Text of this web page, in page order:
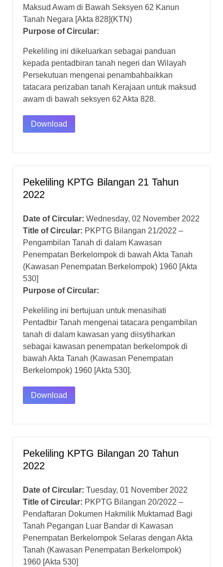
Maksud Awam di Bawah Seksyen 62 Kanun
Tanah Negara [Akta 828](KTN)
Purpose of Circular:
Pekeliling ini dikeluarkan sebagai panduan
kepada pentadbiran tanah negeri dan Wilayah
Persekutuan mengenai penambahbaikkan
tatacara perizaban tanah Kerajaan untuk maksud
awam di bawah seksyen 62 Akta 828.
Download
Pekeliling KPTG Bilangan 21 Tahun
2022
Date of Circular: Wednesday, 02 November 2022
Title of Circular: PKPTG Bilangan 21/2022 –
Pengambilan Tanah di dalam Kawasan
Penempatan Berkelompok di bawah Akta Tanah
(Kawasan Penempatan Berkelompok) 1960 [Akta
530]
Purpose of Circular:
Pekeliling ini bertujuan untuk menasihati
Pentadbir Tanah mengenai tatacara pengambilan
tanah di dalam kawasan yang diisytiharkan
sebagai kawasan penempatan berkelompok di
bawah Akta Tanah (Kawasan Penempatan
Berkelompok) 1960 [Akta 530].
Download
Pekeliling KPTG Bilangan 20 Tahun
2022
Date of Circular: Tuesday, 01 November 2022
Title of Circular: PKPTG Bilangan 20/2022 –
Pendaftaran Dokumen Hakmilik Muktamad Bagi
Tanah Pegangan Luar Bandar di Kawasan
Penempatan Berkelompok Selaras dengan Akta
Tanah (Kawasan Penempatan Berkelompok)
1960 [Akta 530]